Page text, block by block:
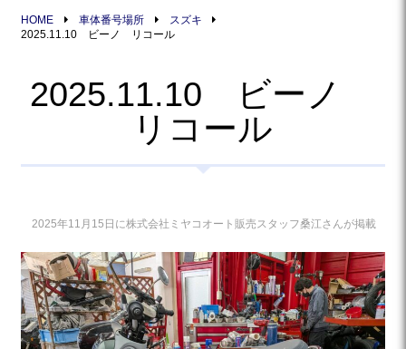
HOME 車体番号場所
スズキ
2025.11.10 ビーノ リコール
2025.11.10 ビーノ
リコール
2025年11月15日に株式会社ミヤコオート販売スタッフ桑江さんが掲載